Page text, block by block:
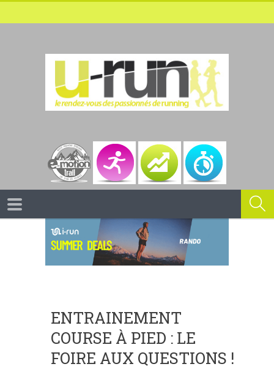
ENTRAINEMENT
COURSE À PIED : LE
FOIRE AUX QUESTIONS !